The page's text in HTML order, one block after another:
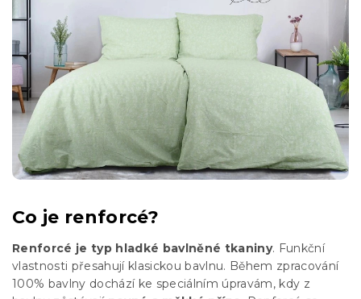
Co je renforcé?
Renforcé je typ hladké bavlněné tkaniny. Funkční
vlastnosti přesahují klasickou bavlnu. Během zpracování
100% bavlny dochází ke speciálním úpravám, kdy z